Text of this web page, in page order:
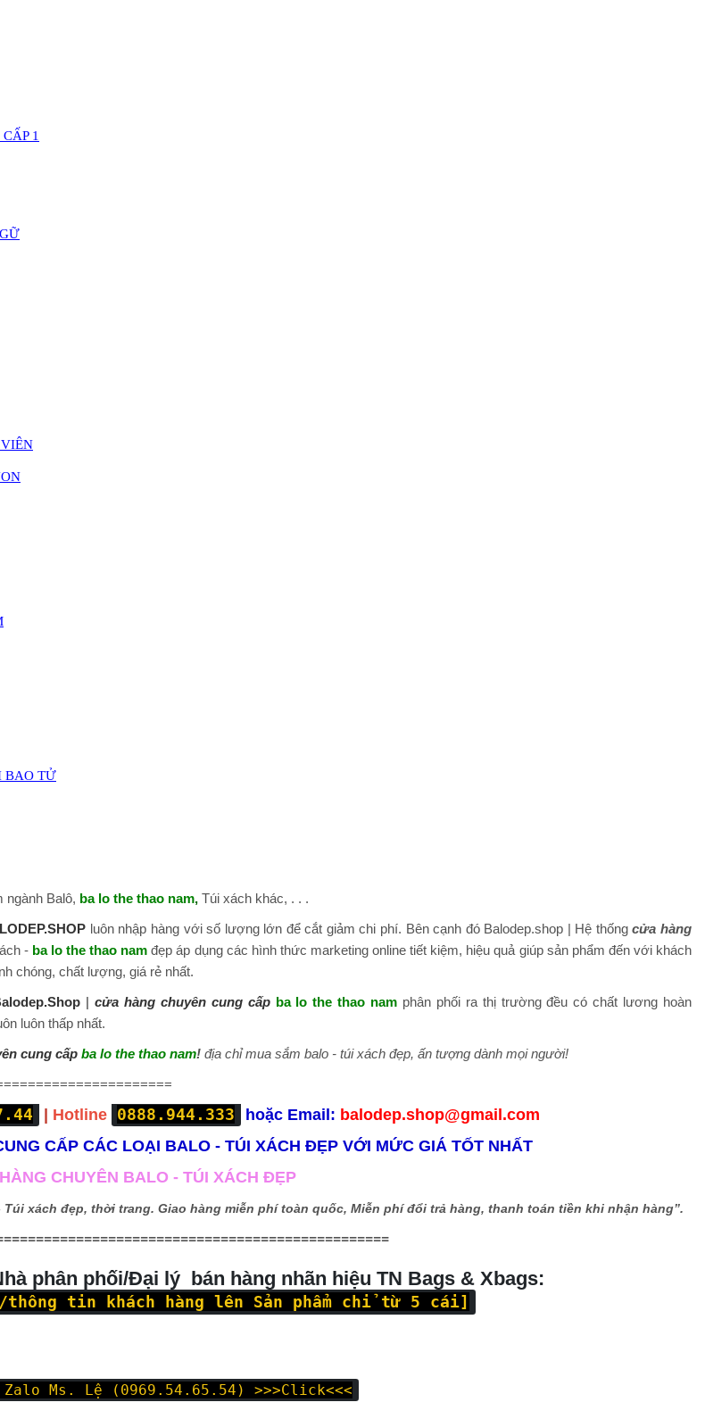
1
VIÊN
BAO TỬ
ngành Balô, ba lo the thao nam, Túi xách khác, . . .
luôn nhập hàng với số lượng lớn để cắt giảm chi phí. Bên cạnh đó Balodep.shop | Hệ thốngcửa hàng
- ba lo the thao nam đẹp áp dụng các hình thức marketing online tiết kiệm, hiệu quả giúp sản phẩm đến với khách
chóng, chất lượng, giá rẻ nhất.
|cửa hàng chuyên cung cấp ba lo the thao nam phân phối ra thị trường đều có chất lương hoàn
luôn thấp nhất.
cung cấp ba lo the thao nam! địa chỉ mua sắm balo - túi xách đẹp, ấn tượng dành mọi người!
| Hotline 0888.944.333 hoặc Email: balodep.shop@gmail.com
CẤP CÁC LOẠI BALO - TÚI XÁCH ĐẸP VỚI MỨC GIÁ TỐT NHẤT
CHUYÊN BALO - TÚI XÁCH ĐẸP
Túi xách đẹp, thời trang. Giao hàng miễn phí toàn quốc, Miễn phí đổi trả hàng, thanh toán tiền khi nhận hàng”.
phân phối/Đại lý bán hàng nhãn hiệu TN Bags & Xbags:
tin khách hàng lên Sản phẩm chỉ từ 5 cái]
Zalo Ms. Lệ (0969.54.65.54) >>>Click<<<